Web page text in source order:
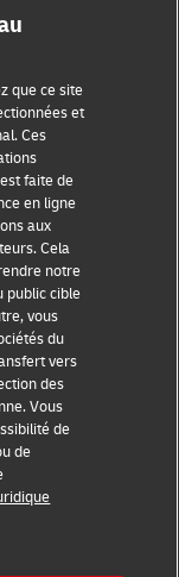
que ce site
et
Ces
faite de
en ligne
aux
Cela
notre
public cible
vous
du
vers
des
Vous
de
de